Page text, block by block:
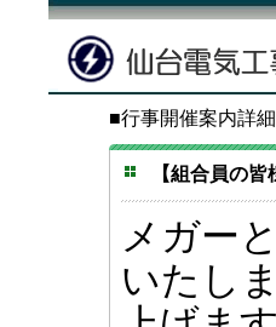
■行事開催案内詳細
【組合員の
メガー
いたし